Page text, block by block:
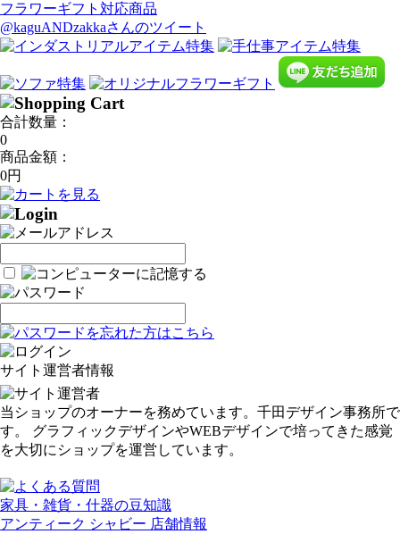
フラワーギフト対応商品
@kaguANDzakkaさんのツイート
合計数量：
0
商品金額：
0円
サイト運営者情報
当ショップのオーナーを務めています。千田デザイン事務所で
す。 グラフィックデザインやWEBデザインで培ってきた感覚
を大切にショップを運営しています。
家具・雑貨・什器の豆知識
アンティーク シャビー 店舗情報